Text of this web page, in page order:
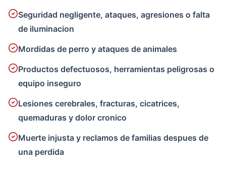
Seguridad negligente, ataques, agresiones o falta
de iluminacion
Mordidas de perro y ataques de animales
Productos defectuosos, herramientas peligrosas o
equipo inseguro
Lesiones cerebrales, fracturas, cicatrices,
quemaduras y dolor cronico
Muerte injusta y reclamos de familias despues de
una perdida